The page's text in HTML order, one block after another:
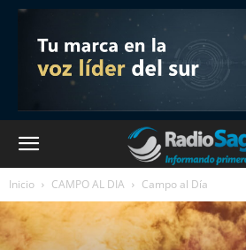
Inicio CAMPO AL DIA Campo al Día